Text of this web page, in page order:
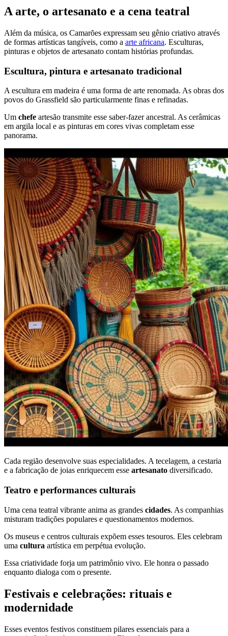
A arte, o artesanato e a cena teatral
Além da música, os Camarões expressam seu gênio criativo através
de formas artísticas tangíveis, como a arte africana. Esculturas,
pinturas e objetos de artesanato contam histórias profundas.
Escultura, pintura e artesanato tradicional
A escultura em madeira é uma forma de arte renomada. As obras dos
povos do Grassfield são particularmente finas e refinadas.
Um chefe artesão transmite esse saber-fazer ancestral. As cerâmicas
em argila local e as pinturas em cores vivas completam esse
panorama.
Cada região desenvolve suas especialidades. A tecelagem, a cestaria
e a fabricação de joias enriquecem esse artesanato diversificado.
Teatro e performances culturais
Uma cena teatral vibrante anima as grandes cidades. As companhias
misturam tradições populares e questionamentos modernos.
Os museus e centros culturais expõem esses tesouros. Eles celebram
uma cultura artística em perpétua evolução.
Essa criatividade forja um patrimônio vivo. Ele honra o passado
enquanto dialoga com o presente.
Festivais e celebrações: rituais e
modernidade
Esses eventos festivos constituem pilares essenciais para a